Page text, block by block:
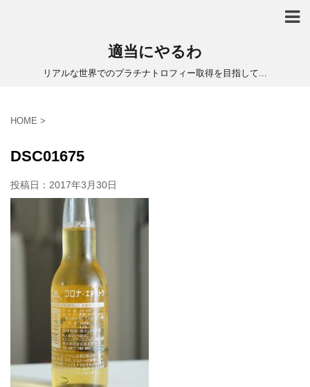
適当にやるわ
リアルな世界でのプラチナトロフィー取得を目指して...
HOME >
DSC01675
投稿日： 2017年3月30日